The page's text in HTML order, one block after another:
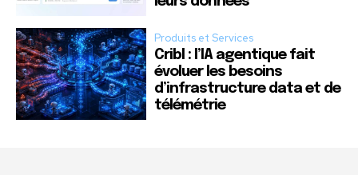
Produits et Services
Cribl : l’IA agentique fait
évoluer les besoins
d’infrastructure data et de
télémétrie